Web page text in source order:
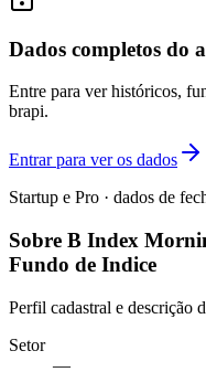
Dados completos do
Entre para ver históricos,
brapi.
Entrar para ver os dados
Startup e Pro · dados de
Sobre B Index
Fundo de Indice
Perfil cadastral e descrição
Setor
—